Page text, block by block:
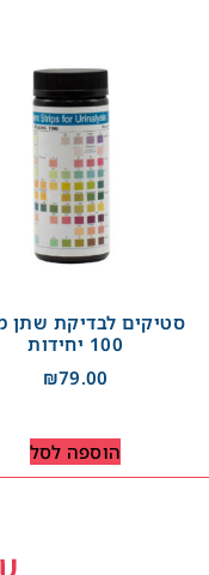
סטיקים לבדיקת שתן
100 יחידות
₪79.00
הוספה לסל